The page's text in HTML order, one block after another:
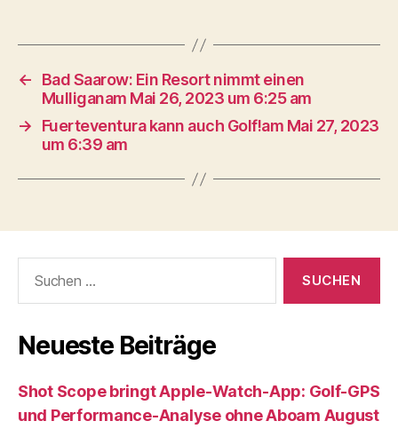
←
Bad Saarow: Ein Resort nimmt einen
Mulliganam Mai 26, 2023 um 6:25 am
→
Fuerteventura kann auch Golf!am Mai 27, 2023
um 6:39 am
nach:
Neueste Beiträge
Shot Scope bringt Apple-Watch-App: Golf-GPS
und Performance-Analyse ohne Aboam August